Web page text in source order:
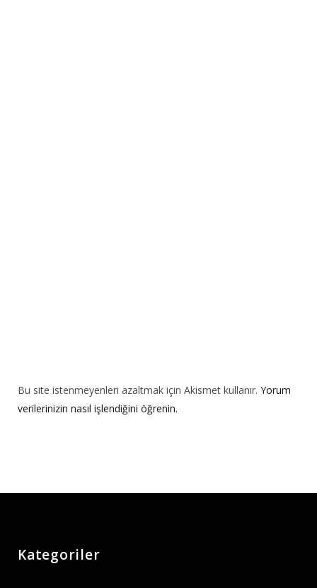
Bu site istenmeyenleri azaltmak için Akismet kullanır. Yorum
verilerinizin nasıl işlendiğini öğrenin.
Kategoriler